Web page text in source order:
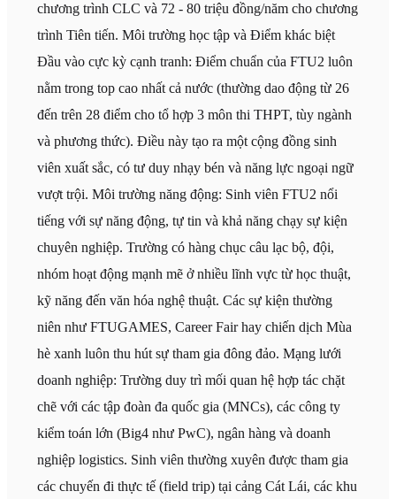
chương trình CLC và 72 - 80 triệu đồng/năm cho chương
trình Tiên tiến. Môi trường học tập và Điểm khác biệt
Đầu vào cực kỳ cạnh tranh: Điểm chuẩn của FTU2 luôn
nằm trong top cao nhất cả nước (thường dao động từ 26
đến trên 28 điểm cho tổ hợp 3 môn thi THPT, tùy ngành
và phương thức). Điều này tạo ra một cộng đồng sinh
viên xuất sắc, có tư duy nhạy bén và năng lực ngoại ngữ
vượt trội. Môi trường năng động: Sinh viên FTU2 nổi
tiếng với sự năng động, tự tin và khả năng chạy sự kiện
chuyên nghiệp. Trường có hàng chục câu lạc bộ, đội,
nhóm hoạt động mạnh mẽ ở nhiều lĩnh vực từ học thuật,
kỹ năng đến văn hóa nghệ thuật. Các sự kiện thường
niên như FTUGAMES, Career Fair hay chiến dịch Mùa
hè xanh luôn thu hút sự tham gia đông đảo. Mạng lưới
doanh nghiệp: Trường duy trì mối quan hệ hợp tác chặt
chẽ với các tập đoàn đa quốc gia (MNCs), các công ty
kiểm toán lớn (Big4 như PwC), ngân hàng và doanh
nghiệp logistics. Sinh viên thường xuyên được tham gia
các chuyến đi thực tế (field trip) tại cảng Cát Lái, các khu